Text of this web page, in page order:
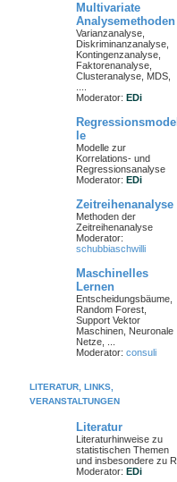
Multivariate
Analysemethoden
Varianzanalyse,
Diskriminanzanalyse,
Kontingenzanalyse,
Faktorenanalyse,
Clusteranalyse, MDS,
Moderator: EDi
Regressionsmodel
le
Modelle zur
Korrelations- und
Regressionsanalyse
Moderator: EDi
Zeitreihenanalyse
Methoden der
Zeitreihenanalyse
Moderator:
schubbiaschwilli
Maschinelles
Lernen
Entscheidungsbäume,
Random Forest,
Support Vektor
Maschinen, Neuronale
Netze, ...
Moderator: consuli
LITERATUR, LINKS,
VERANSTALTUNGEN
Literatur
Literaturhinweise zu
statistischen Themen
und insbesondere zu R
Moderator: EDi